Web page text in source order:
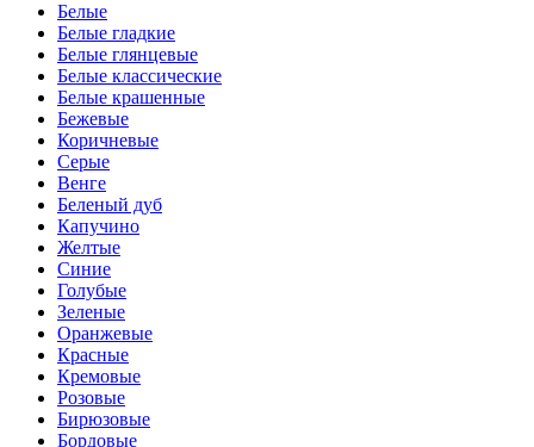
Белые
Белые гладкие
Белые глянцевые
Белые классические
Белые крашенные
Бежевые
Коричневые
Серые
Венге
Беленый дуб
Капучино
Желтые
Синие
Голубые
Зеленые
Оранжевые
Красные
Кремовые
Розовые
Бирюзовые
Бордовые